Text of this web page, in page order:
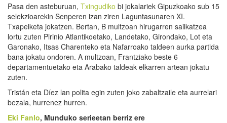
Pasa den asteburuan, Txingudiko bi jokalariek Gipuzkoako sub 15
selekzioarekin Senperen izan ziren Laguntasunaren XI.
Txapelketa jokatzen. Bertan, B multzoan hirugarren sailkatzea
lortu zuten Pirinio Atlantikoetako, Landetako, Girondako, Lot eta
Garonako, Itsas Charenteko eta Nafarroako taldeen aurka partida
bana jokatu ondoren. A multzoan, Frantziako beste 6
departamentuetako eta Arabako taldeak elkarren artean jokatu
zuten.
Tristán eta Díez lan polita egin zuten joko zabaltzaile eta aurrelari
bezala, hurrenez hurren.
Eki Fanlo, Munduko serieetan berriz ere